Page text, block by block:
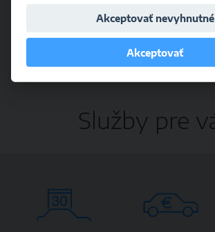
Palubný počítač
Posilňovač riadenia
Tempomat
Služby pre
Akceptovať nevyhnutné
Akceptovať